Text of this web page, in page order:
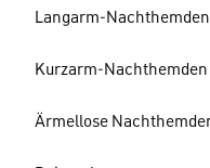
Langarm-Nachthemden
Kurzarm-Nachthemden
Ärmellose